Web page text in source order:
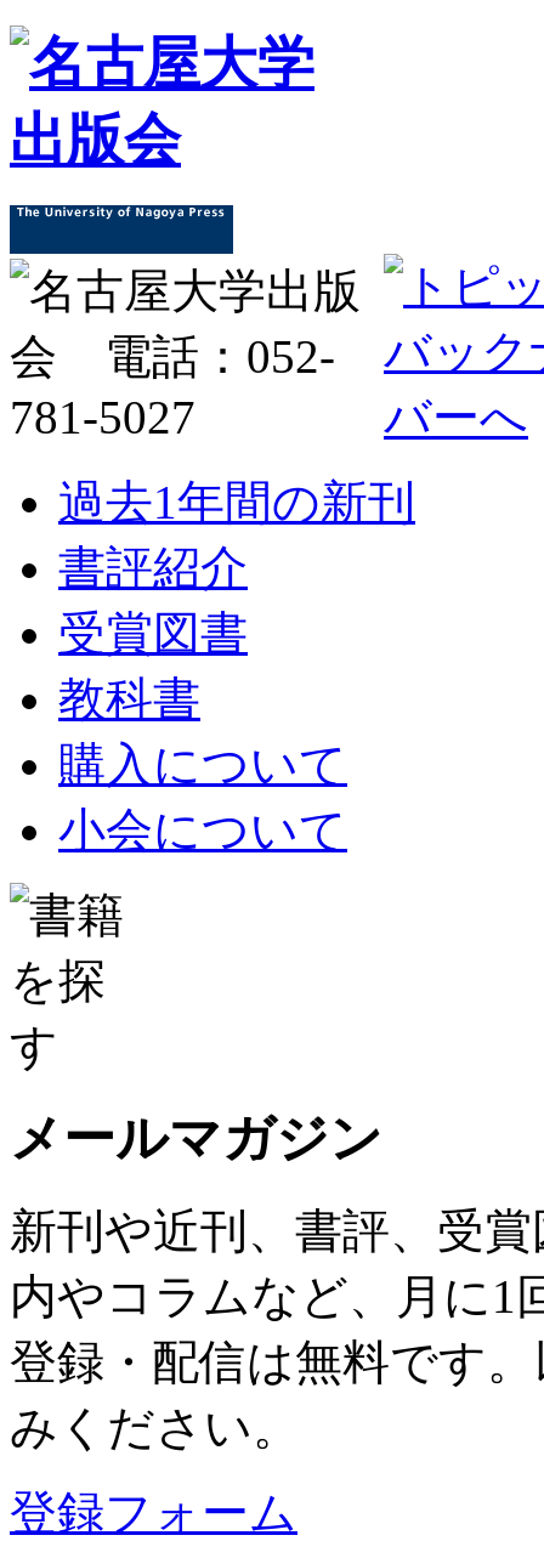
過去1年間の新刊
書評紹介
受賞図書
教科書
購入について
小会について
メールマガジン
新刊や近刊、書評、受
内やコラムなど、月に1
登録・配信は無料です
みください。
登録フォーム